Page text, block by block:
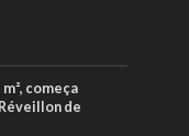
começa
de